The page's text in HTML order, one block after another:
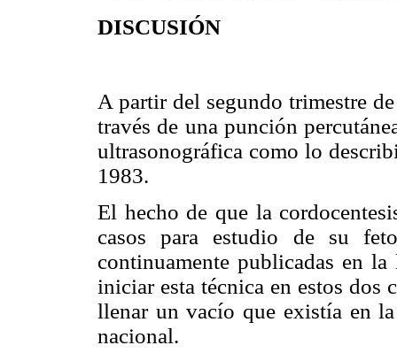
DISCUSIÓN
A partir del segundo trimestre
través de una punción
ultrasonográfica como lo
1983.
El hecho de que la
casos para estudio de su
continuamente publicadas en
iniciar esta técnica en estos dos
llenar un vacío que existía en
nacional.